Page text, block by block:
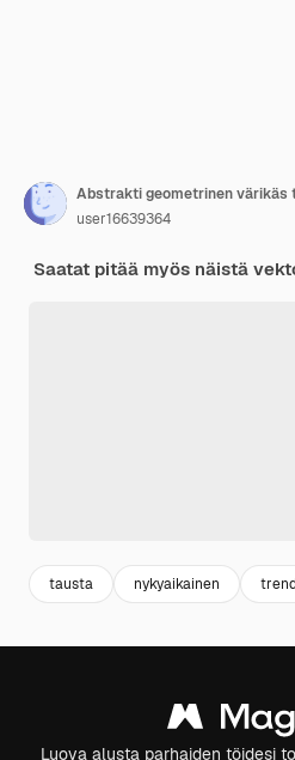
Abstrakti geometrinen värikäs
user16639364
Saatat pitää myös näistä
tausta nykyaikainen
Luova alusta parhaiden töidesi